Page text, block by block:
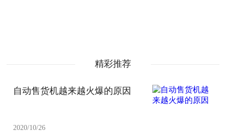
精彩推荐
自动售货机越来越火爆的原因
2020/10/26